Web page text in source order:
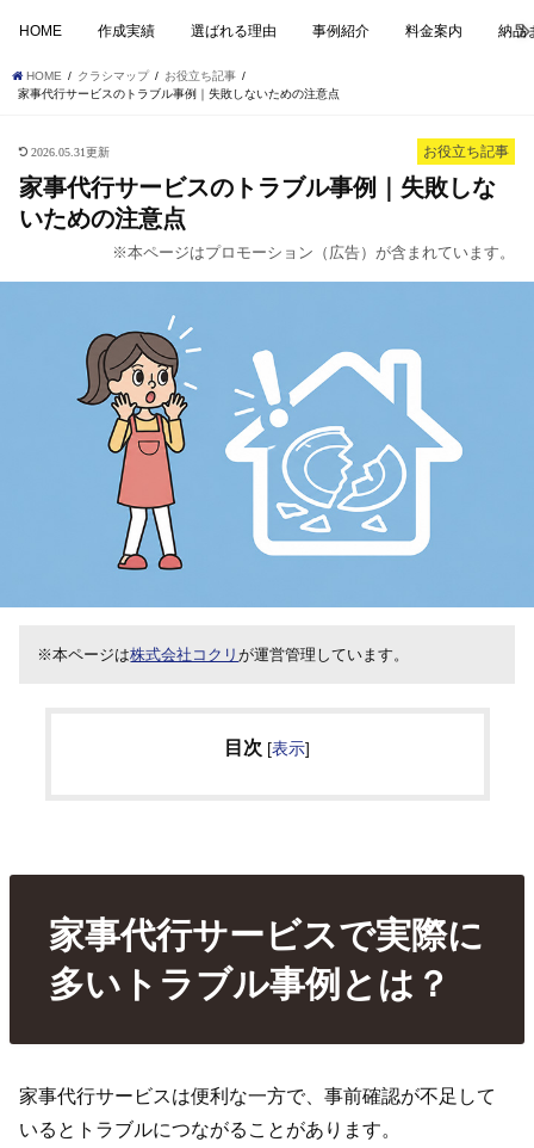
HOME 作成実績 選ばれる理由 事例紹介 料金案内 納品
HOME クラシマップ
お役立ち記事
家事代行サービスのトラブル事例｜失敗しないための注意点
お役立ち記事
2026.05.31更新
家事代行サービスのトラブル事例｜失敗しな
いための注意点
※本ページはプロモーション（広告）が含まれています。
※本ページは株式会社コクリが運営管理しています。
目次 [表示]
家事代行サービスで実際に
多いトラブル事例とは？
家事代行サービスは便利な一方で、事前確認が不足して
いるとトラブルにつながることがあります。